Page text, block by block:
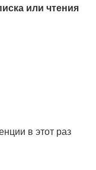
или чтения
в этот раз